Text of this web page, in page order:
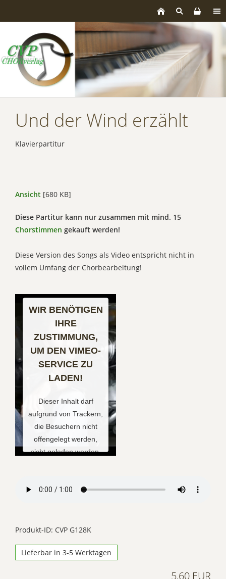
Und der Wind erzählt
Klavierpartitur
Ansicht [680 KB]
Diese Partitur kann nur zusammen mit mind. 15
Chorstimmen gekauft werden!
Diese Version des Songs als Video entspricht nicht in
vollem Umfang der Chorbearbeitung!
WIR BENÖTIGEN
IHRE
ZUSTIMMUNG,
UM DEN VIMEO-
SERVICE ZU
LADEN!
Dieser Inhalt darf
aufgrund von Trackern,
die Besuchern nicht
offengelegt werden,
nicht geladen werden.
seinem CMP
verwendeten
hinzuzufügen.
Produkt-ID: CVP G128K
Lieferbar in 3-5 Werktagen
5,60 EUR